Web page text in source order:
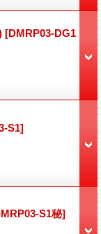
[DMRP03-DG1
S1]
S1秘]